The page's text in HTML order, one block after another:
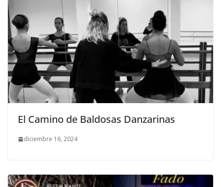
El Camino de Baldosas Danzarinas
diciembre 16, 2024